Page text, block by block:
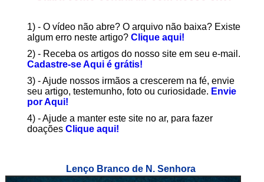
1) - O vídeo não abre? O arquivo não baixa? Existe
algum erro neste artigo? Clique aqui!
2) - Receba os artigos do nosso site em seu e-mail.
Cadastre-se Aqui é grátis!
3) - Ajude nossos irmãos a crescerem na fé, envie
seu artigo, testemunho, foto ou curiosidade. Envie
por Aqui!
4) - Ajude a manter este site no ar, para fazer
doações Clique aqui!
Lenço Branco de N. Senhora